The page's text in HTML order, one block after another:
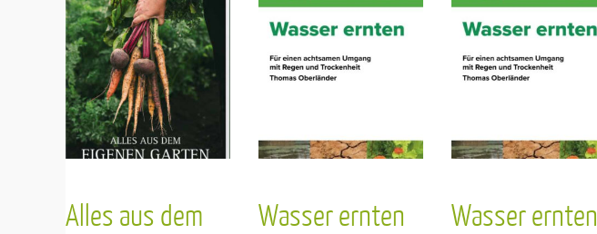
Alles aus dem
Wasser ernten
Wasser ernten